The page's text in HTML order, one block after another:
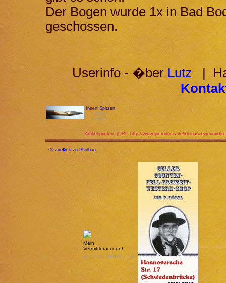
Der Bogen wurde 1x in Bad
geschossen.
Userinfo - �ber Lutz |
Insert Spitzen
125gr
0,80 €
Artikel posten: [URL=http://www.pictorlucis.de/kleinanzeigen/
<< zur�ck zu Pfeilbau
Mein
Vermittleraccount
id: 27 Vs: 819119 r=59